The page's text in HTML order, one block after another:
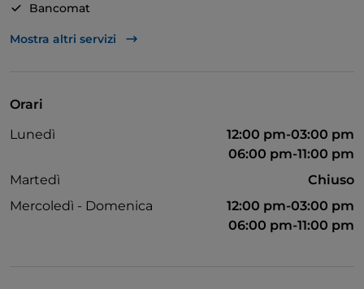
Bancomat
Mastercard
Bagno per disabili
Cocktail
Mostra altri servizi
Orari
Lunedì
12:00 pm-03:00 pm
06:00 pm-11:00 pm
Martedì
Chiuso
Mercoledì - Domenica
12:00 pm-03:00 pm
06:00 pm-11:00 pm